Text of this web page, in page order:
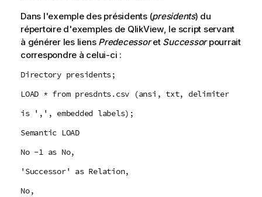
Dans l'exemple des présidents (presidents) du
répertoire d'exemples de QlikView, le script servant
à générer les liens Predecessoret Successorpourrait
correspondre à celui-ci :
Directory presidents;
LOAD * from presdnts.csv (ansi, txt, delimiter
is ',', embedded labels);
Semantic LOAD
No -1 as No,
'Successor' as Relation,
No,